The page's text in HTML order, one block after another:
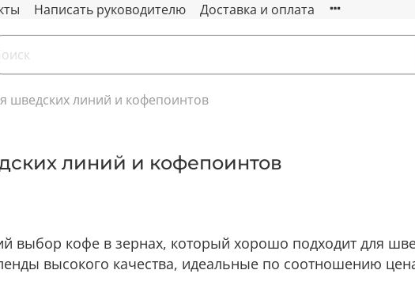
Написать руководителю Доставка и оплата
шведских линий и кофепоинтов
линий и кофепоинтов
выбор кофе в зернах, который хорошо подходит для
высокого качества, идеальные по соотношению